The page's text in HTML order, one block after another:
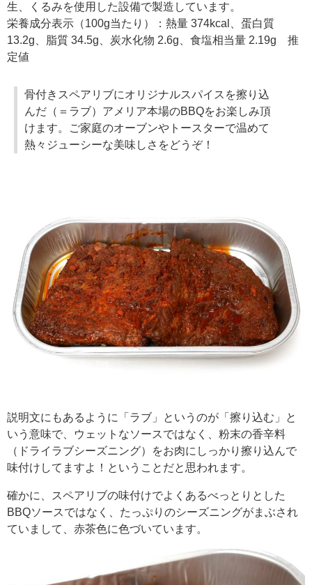
生、くるみを使用した設備で製造しています。
栄養成分表示（100g当たり）：熱量 374kcal、蛋白質
13.2g、脂質 34.5g、炭水化物 2.6g、食塩相当量 2.19g 推
定値
骨付きスペアリブにオリジナルスパイスを擦り込
んだ（＝ラブ）アメリア本場のBBQをお楽しみ頂
けます。ご家庭のオーブンやトースターで温めて
熱々ジューシーな美味しさをどうぞ！
説明文にもあるように「ラブ」というのが「擦り込む」と
いう意味で、ウェットなソースではなく、粉末の香辛料
（ドライラブシーズニング）をお肉にしっかり擦り込んで
味付けしてますよ！ということだと思われます。
確かに、スペアリブの味付けでよくあるべっとりとした
BBQソースではなく、たっぷりのシーズニングがまぶされ
ていまして、赤茶色に色づいています。